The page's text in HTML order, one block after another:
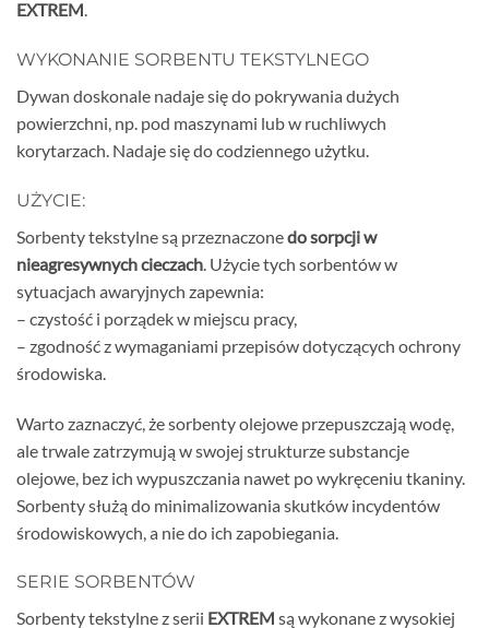
EXTREM.
WYKONANIE SORBENTU TEKSTYLNEGO
Dywan doskonale nadaje się do pokrywania dużych
powierzchni, np. pod maszynami lub w ruchliwych
korytarzach. Nadaje się do codziennego użytku.
UŻYCIE:
Sorbenty tekstylne są przeznaczonedo sorpcji w
nieagresywnych cieczach. Użycie tych sorbentów w
sytuacjach awaryjnych zapewnia:
– czystość i porządek w miejscu pracy,
– zgodność z wymaganiami przepisów dotyczących ochrony
środowiska.
Warto zaznaczyć, że sorbenty olejowe przepuszczają wodę,
ale trwale zatrzymują w swojej strukturze substancje
olejowe, bez ich wypuszczania nawet po wykręceniu tkaniny.
Sorbenty służą do minimalizowania skutków incydentów
środowiskowych, a nie do ich zapobiegania.
SERIE SORBENTÓW
Sorbenty tekstylne z serii EXTREM są wykonane z wysokiej